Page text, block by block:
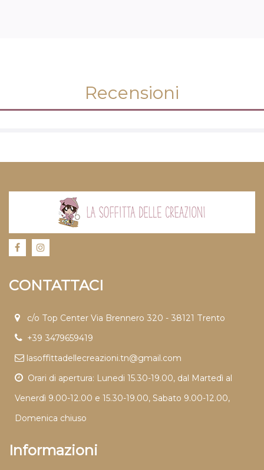
Recensioni
CONTATTACI
c/o Top Center Via Brennero 320 - 38121 Trento
+39 3479659419
lasoffittadellecreazioni.tn@gmail.com
Orari di apertura: Lunedi 15.30-19.00, dal Martedì al
Venerdì 9.00-12.00 e 15.30-19.00, Sabato 9.00-12.00,
Domenica chiuso
Informazioni